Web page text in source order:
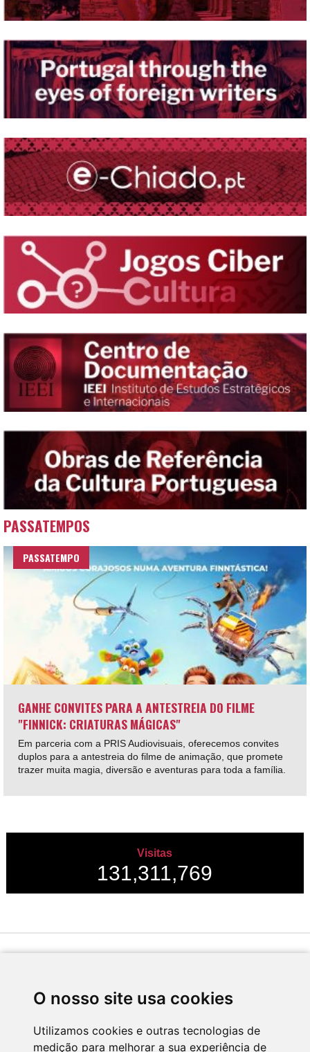
O nosso site usa cookies
Utilizamos cookies e outras tecnologias de
medição para melhorar a sua experiência de
PASSATEMPOS
PASSATEMPO
GANHE CONVITES PARA A ANTESTREIA DO FILME
"FINNICK: CRIATURAS MÁGICAS"
Em parceria com a PRIS Audiovisuais, oferecemos convites
duplos para a antestreia do filme de animação, que promete
trazer muita magia, diversão e aventuras para toda a família.
Visitas
131,311,769